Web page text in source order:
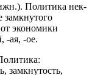
Политика нек-
замкнутого
экономики
-ая, -ое.
замкнутость,